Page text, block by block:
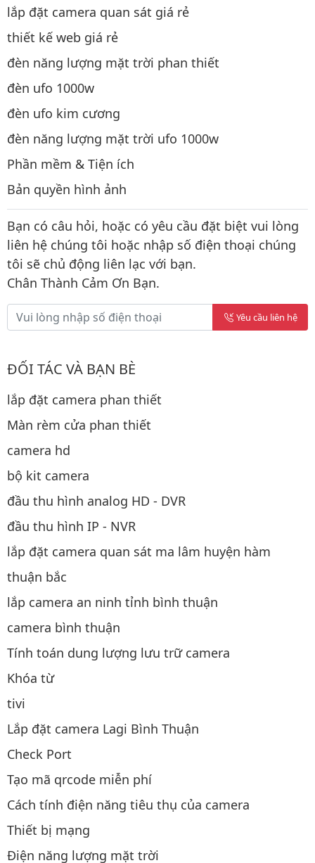
lắp đặt camera quan sát giá rẻ
thiết kế web giá rẻ
đèn năng lượng mặt trời phan thiết
đèn ufo 1000w
đèn ufo kim cương
đèn năng lượng mặt trời ufo 1000w
Phần mềm & Tiện ích
Bản quyền hình ảnh
Bạn có câu hỏi, hoặc có yêu cầu đặt biệt vui lòng
liên hệ chúng tôi hoặc nhập số điện thoại chúng
tôi sẽ chủ động liên lạc với bạn.
Chân Thành Cảm Ơn Bạn.
Yêu cầu liên hệ
ĐỐI TÁC VÀ BẠN BÈ
lắp đặt camera phan thiết
Màn rèm cửa phan thiết
camera hd
bộ kit camera
đầu thu hình analog HD - DVR
đầu thu hình IP - NVR
lắp đặt camera quan sát ma lâm huyện hàm
thuận bắc
lắp camera an ninh tỉnh bình thuận
camera bình thuận
Tính toán dung lượng lưu trữ camera
Khóa từ
tivi
Lắp đặt camera Lagi Bình Thuận
Check Port
Tạo mã qrcode miễn phí
Cách tính điện năng tiêu thụ của camera
Thiết bị mạng
Điện năng lượng mặt trời